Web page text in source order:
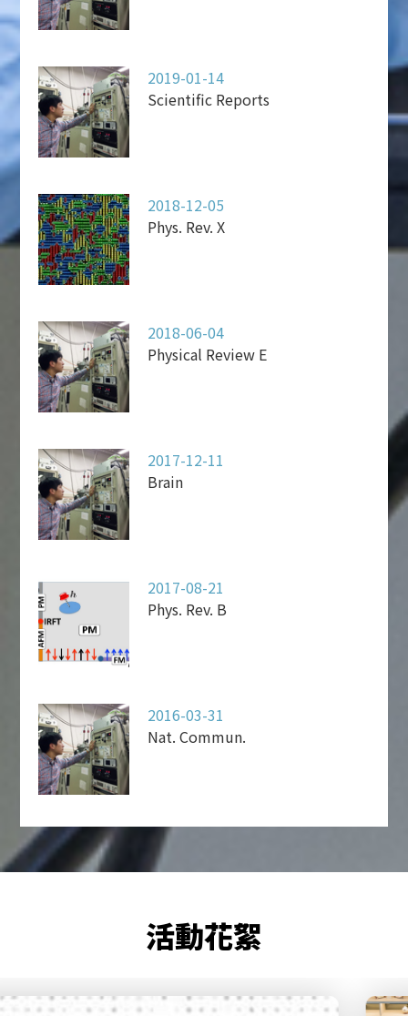
2019-01-14
Scientific Reports
2018-12-05
Phys. Rev. X
2018-06-04
Physical Review E
2017-12-11
Brain
2017-08-21
Phys. Rev. B
2016-03-31
Nat. Commun.
活動花絮